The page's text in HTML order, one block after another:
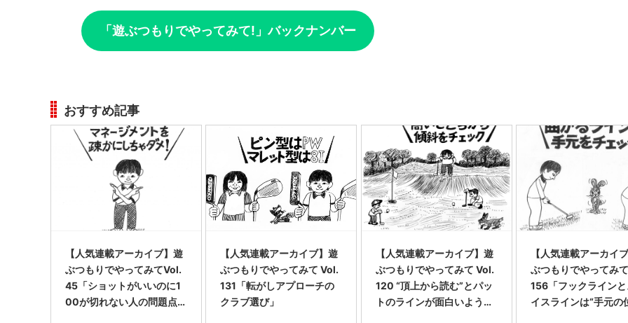
「遊ぶつもりでやってみて!」バックナンバー
おすすめ記事
【人気連載アーカイブ】遊
ぶつもりでやってみてVol.
45「ショットがいいのに1
00が切れない人の問題点
【人気連載アーカイブ】遊
ぶつもりでやってみて Vol.
131「転がしアプローチの
クラブ選び」
【人気連載アーカイブ】遊
ぶつもりでやってみて Vol.
120 “頂上から読む”とパッ
トのラインが面白いように
【人気連載アーカイ
ぶつもりでやってみ
156「フックライン
イスラインは“手元の